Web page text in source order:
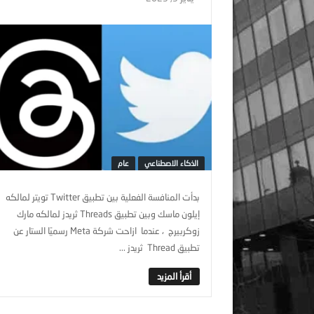
الذكاء الاصطناعي عام
بدأت المنافسة الفعلية بين تطبيق Twitter تويتر لمالكه
إيلون ماسك وبين تطبيق Threads ثريدز لمالكه مارك
زوكربيرج ، عندما ازاحت شركة Meta رسميًا الستار عن
تطبيق Thread ثريدز ...